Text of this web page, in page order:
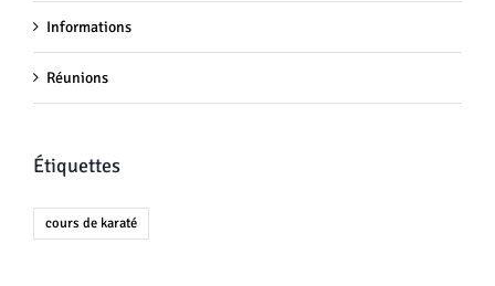
Informations
Réunions
Étiquettes
cours de karaté